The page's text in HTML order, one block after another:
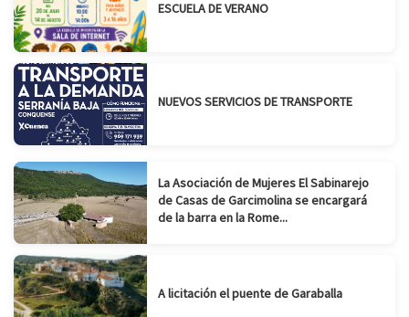
ESCUELA DE VERANO
NUEVOS SERVICIOS DE TRANSPORTE
La Asociación de Mujeres El Sabinarejo
de Casas de Garcimolina se encargará
de la barra en la Rome...
A licitación el puente de Garaballa